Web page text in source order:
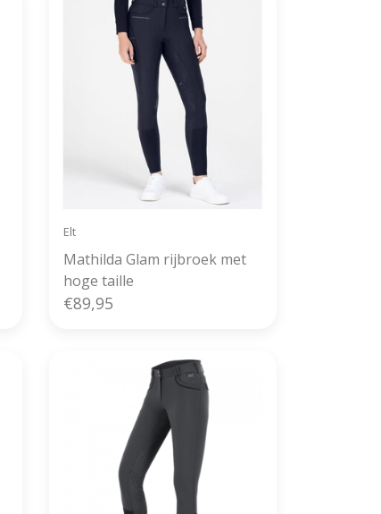
Elt
Mathilda Glam rijbroek met
hoge taille
€89,95